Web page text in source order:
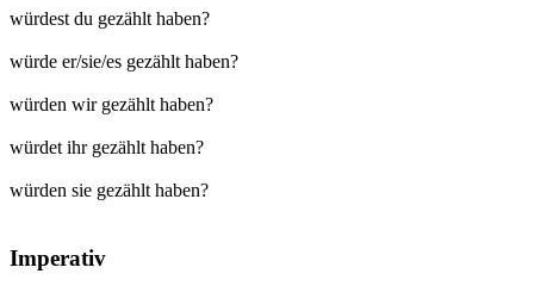
würdest du gezählt haben?
würde er/sie/es gezählt haben?
würden wir gezählt haben?
würdet ihr gezählt haben?
würden sie gezählt haben?
Imperativ